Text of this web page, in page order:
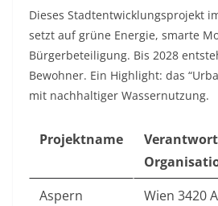
Dieses Stadtentwicklungsprojekt
setzt auf grüne Energie, smarte
Bürgerbeteiligung. Bis 2028
Bewohner. Ein Highlight: das
mit nachhaltiger Wassernutzung.
Projektname
Aspern
Wien 3420